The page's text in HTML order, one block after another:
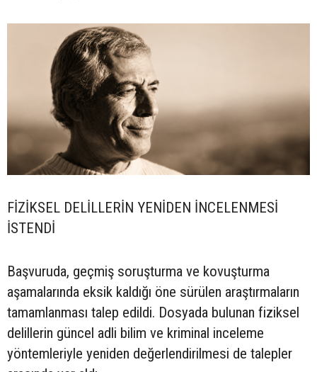
FİZİKSEL DELİLLERİN YENİDEN İNCELENMESİ
İSTENDİ
Başvuruda, geçmiş soruşturma ve kovuşturma
aşamalarında eksik kaldığı öne sürülen araştırmaların
tamamlanması talep edildi. Dosyada bulunan fiziksel
delillerin güncel adli bilim ve kriminal inceleme
yöntemleriyle yeniden değerlendirilmesi de talepler